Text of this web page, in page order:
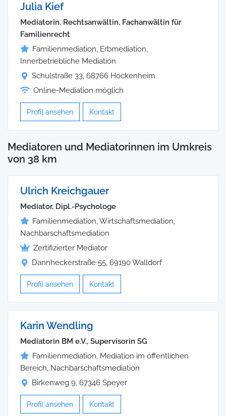
Julia Kief
Mediatorin, Rechtsanwältin, Fachanwältin für
Familienrecht
Familienmediation, Erbmediation,
Innerbetriebliche Mediation
Schulstraße 33, 68766 Hockenheim
Online-Mediation möglich
Profil ansehen Kontakt
Mediatoren und Mediatorinnen im Umkreis
von 38 km
Ulrich Kreichgauer
Mediator, Dipl.-Psychologe
Familienmediation, Wirtschaftsmediation,
Nachbarschaftsmediation
Zertifizierter Mediator
Dannheckerstraße 55, 69190 Walldorf
Profil ansehen Kontakt
Karin Wendling
Mediatorin BM e.V., Supervisorin SG
Familienmediation, Mediation im öffentlichen
Bereich, Nachbarschaftsmediation
Birkenweg 9, 67346 Speyer
Profil ansehen Kontakt